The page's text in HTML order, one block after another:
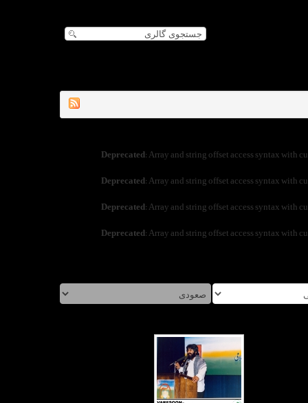
Deprecated: Array and string offset access syntax with
Deprecated: Array and string offset access syntax with
Deprecated: Array and string offset access syntax with
Deprecated: Array and string offset access syntax with